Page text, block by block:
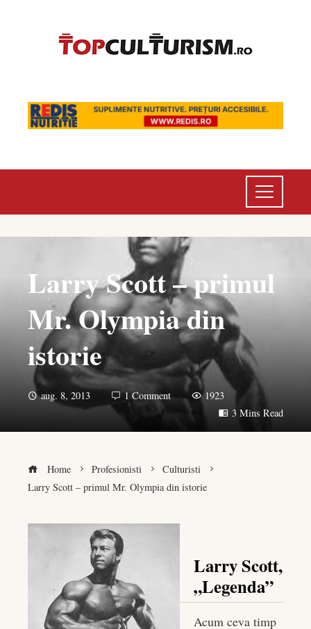
Larry Scott – primul
Mr. Olympia din
istorie
aug. 8, 2013 1 Comment
1923
3 Mins Read
Home Profesionisti
Culturisti
Larry Scott – primul Mr. Olympia din istorie
Larry Scott,
„Legenda”
Acum ceva timp